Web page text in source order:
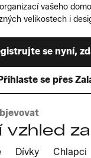
vašeho
velikostech i
se nyní,
se přes
vzhled
Dívky Chlapci